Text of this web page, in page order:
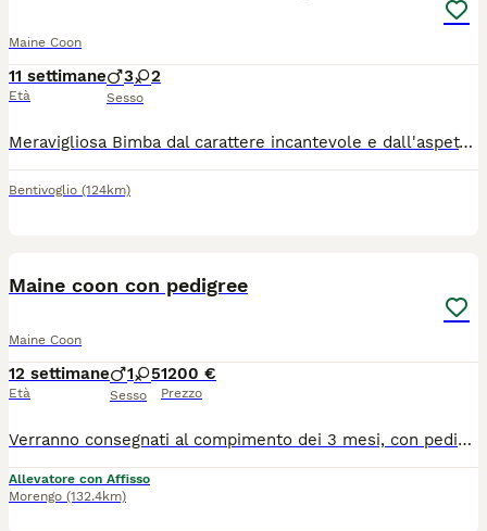
Maine Coon
11 settimane
Età
3 2
Sesso
Meravigliosa Bimba dal carattere incantevole e dall'aspetto wild🍓🍓❤️abituata a cani e bambini cresciuta in ambiente domestico e famigliare. Allevamento Domus Oram Bologna
Bentivoglio (124km)
Maine coon con pedigree
Maine Coon
12 settimane
Età
1 5
Sesso
1200 €
Prezzo
Verranno consegnati al compimento dei 3 mesi, con pedigree AFeF da compagnia. Profilassi vaccinale completa, thermochip! Verrà consegnato un kit puppy per accoglierlo nella nuova casa! Genitori testati e eco pulito!
Allevatore con Affisso
Morengo (132.4km)